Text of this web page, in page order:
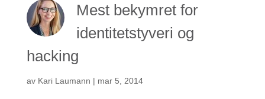
Mest bekymret for
identitetstyveri og
hacking
av Kari Laumann | mar 5, 2014